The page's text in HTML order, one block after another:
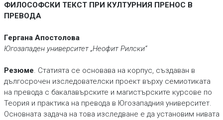
ФИЛОСОФСКИ ТЕКСТ ПРИ КУЛТУРНИЯ ПРЕНОС В
ПРЕВОДА
Гергана Апостолова
Югозападен университет „Неофит Рилски“
Резюме. Статията се основава на корпус, създаван в
дългосрочен изследователски проект върху семиотиката
на превода с бакалавърските и магистърските курсове по
Теория и практика на превода в Югозападния университет.
Основната задача на това изследване е да установим нивата